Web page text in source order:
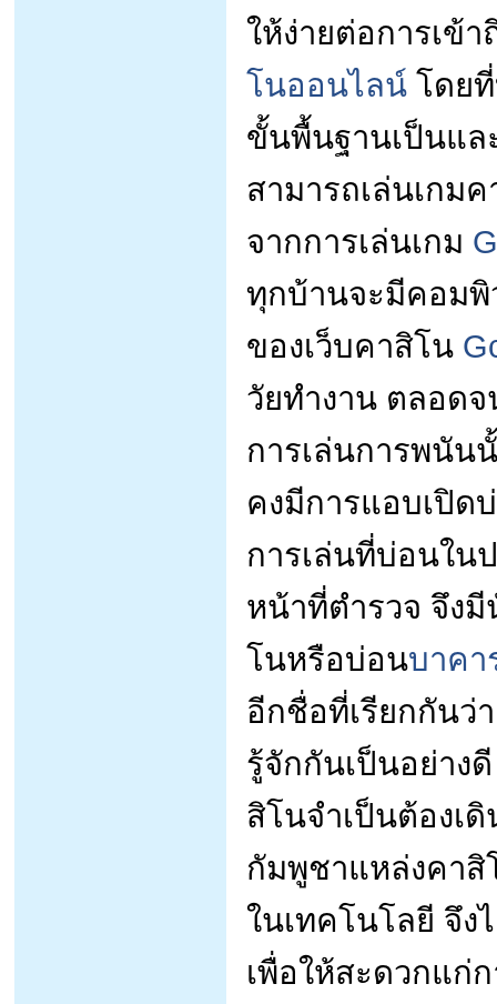
ให้ง่ายต่อการเข้
โนออนไลน์ โดย
ขั้นพื้นฐานเป็นแล
สามารถเล่นเกม
จากการเล่นเกม
ทุกบ้านจะมีคอมพิ
ของเว็บคาสิโน
วัยทำงาน ตลอด
การเล่นการพนัน
คงมีการแอบเปิด
การเล่นที่บ่อนใน
หน้าที่ตำรวจ จึง
โนหรือบ่อนบาคา
อีกชื่อที่เรียกกันว่
รู้จักกันเป็นอย่าง
สิโนจำเป็นต้องเ
กัมพูชาแหล่งคาสิ
ในเทคโนโลยี จึ
เพื่อให้สะดวกแก่